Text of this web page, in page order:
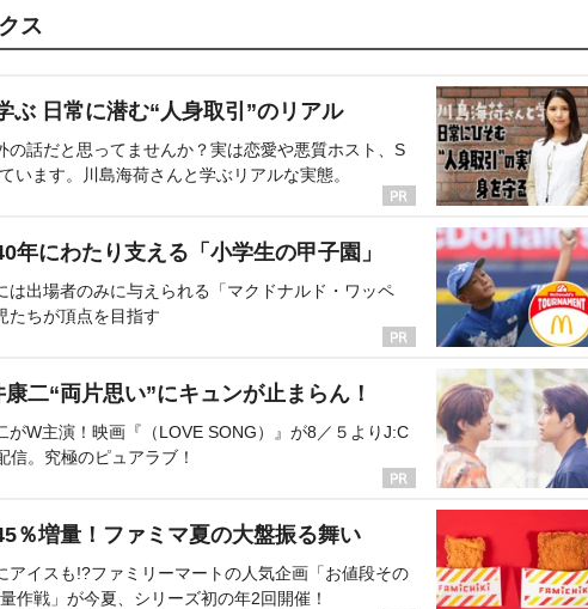
ス
ぶ 日常に潜む“人身取引”のリアル
の話だと思ってませんか？実は恋愛や悪質ホスト、S
います。川島海荷さんと学ぶリアルな実態。
年にわたり支える「小学生の甲子園」
は出場者のみに与えられる「マクドナルド・ワッペ
たちが頂点を目指す
二“両片思い”にキュンが止まらん！
がW主演！映画『（LOVE SONG）』が8／５よりJ:C
信。究極のピュアラブ！
％増量！ファミマ夏の大盤振る舞い
アイスも!?ファミリーマートの人気企画「お値段その
作戦」が今夏、シリーズ初の年2回開催！